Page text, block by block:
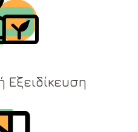
Εξειδίκευση